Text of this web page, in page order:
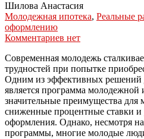
Шилова Анастасия
Молодежная ипотека, Реальные
оформлению
Комментариев нет
Современная молодежь
трудностей при попытке
Одним из эффективных решений
является программа молодежной
значительные преимущества
сниженные процентные ставки
оформления. Однако, несмотря
программы, многие молодые